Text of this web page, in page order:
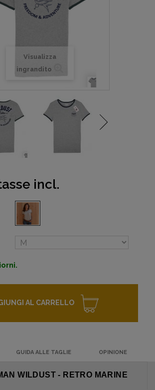
Visualizza
ingrandito
incl.
AL CARRELLO
GUIDA ALLE TAGLIE OPINIONE
WILDUST - RETRO MARINE